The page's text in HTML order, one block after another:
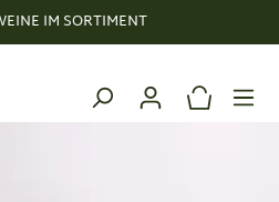
IM SORTIMENT